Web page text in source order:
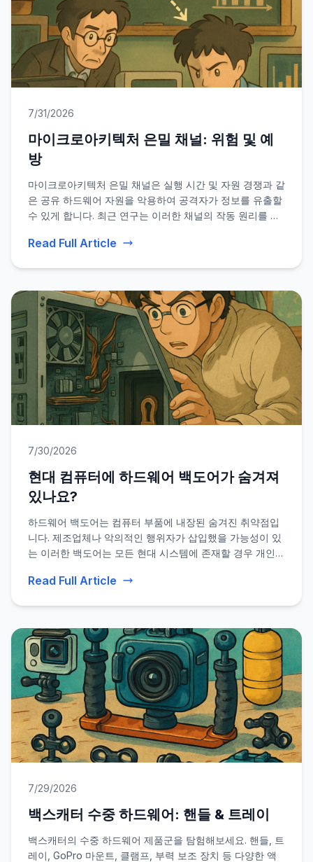
7/31/2026
마이크로아키텍처 은밀 채널: 위험 및 예
방
마이크로아키텍처 은밀 채널은 실행 시간 및 자원 경쟁과 같
은 공유 하드웨어 자원을 악용하여 공격자가 정보를 유출할
수 있게 합니다. 최근 연구는 이러한 채널의 작동 원리를 설
탐구합니다.
Read Full Article
7/30/2026
현대 컴퓨터에 하드웨어 백도어가 숨겨져
있나요?
하드웨어 백도어는 컴퓨터 부품에 내장된 숨겨진 취약점입
니다. 제조업체나 악의적인 행위자가 삽입했을 가능성이 있
는 이러한 백도어는 모든 현대 시스템에 존재할 경우 개인정
Read Full Article
7/29/2026
백스캐터 수중 하드웨어: 핸들 & 트레이
백스캐터의 수중 하드웨어 제품군을 탐험해보세요. 핸들, 트
레이, GoPro 마운트, 클램프, 부력 보조 장치 등 다양한 액